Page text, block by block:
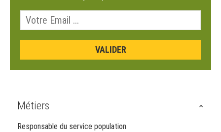
Métiers
Responsable du service population